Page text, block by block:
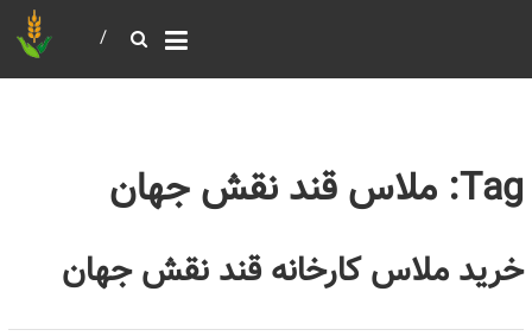
Tag: ملاس قند نقش جهان
خرید ملاس کارخانه قند نقش جهان